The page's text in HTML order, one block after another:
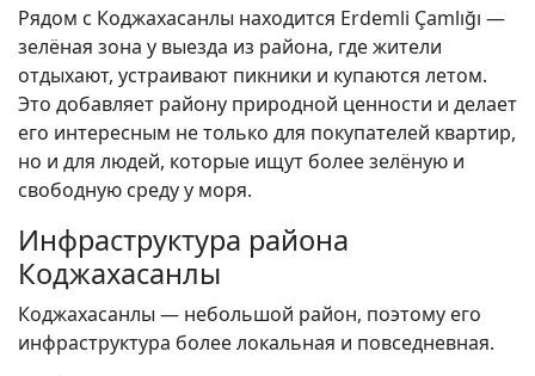
Рядом с Коджахасанлы находится Erdemli Çamlığı —
зелёная зона у выезда из района, где жители
отдыхают, устраивают пикники и купаются летом.
Это добавляет району природной ценности и делает
его интересным не только для покупателей квартир,
но и для людей, которые ищут более зелёную и
свободную среду у моря.
Инфраструктура района
Коджахасанлы
Коджахасанлы — небольшой район, поэтому его
инфраструктура более локальная и повседневная.